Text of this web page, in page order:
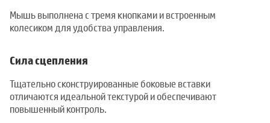
Мышь выполнена с тремя кнопками и встроенным
колесиком для удобства управления.
Сила сцепления
Тщательно сконструированные боковые вставки
отличаются идеальной текстурой и обеспечивают
повышенный контроль.